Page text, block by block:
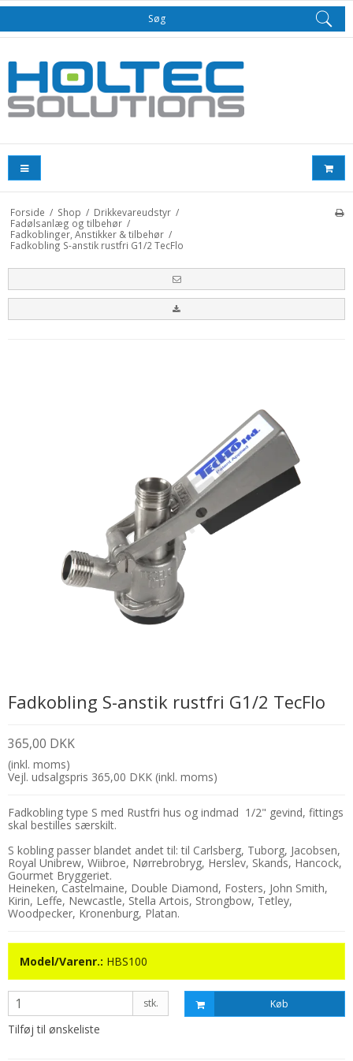
Søg
Forside / Shop / Drikkevareudstyr /
Fadølsanlæg og tilbehør /
Fadkoblinger, Anstikker & tilbehør /
Fadkobling S-anstik rustfri G1/2 TecFlo
Fadkobling S-anstik rustfri G1/2 TecFlo
365,00 DKK
(inkl. moms)
Vejl. udsalgspris 365,00 DKK (inkl. moms)
Fadkobling type S med Rustfri hus og indmad 1/2" gevind, fittings
skal bestilles særskilt.
S kobling passer blandet andet til: til Carlsberg, Tuborg, Jacobsen,
Royal Unibrew, Wiibroe, Nørrebrobryg, Herslev, Skands, Hancock,
Gourmet Bryggeriet.
Heineken, Castelmaine, Double Diamond, Fosters, John Smith,
Kirin, Leffe, Newcastle, Stella Artois, Strongbow, Tetley,
Woodpecker, Kronenburg, Platan.
Model/Varenr.: HBS100
stk. Køb
Tilføj til ønskeliste